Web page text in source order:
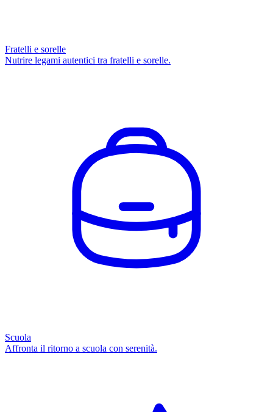
Fratelli e sorelle
Nutrire legami autentici tra fratelli e sorelle.
Scuola
Affronta il ritorno a scuola con serenità.